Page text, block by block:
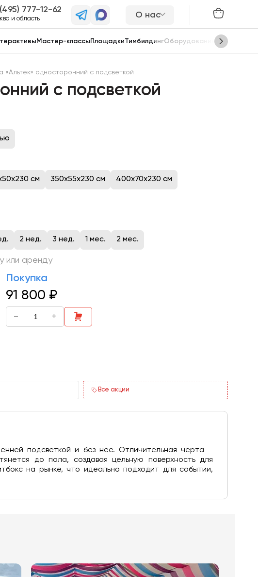
777-12-62
и область О нас
Мастер-классы ПлощадкиТимбилдингОборудование Сцены
«Альтек» односторонний с подсветкой
с подсветкой
см 350x55x230 см 400x70x230 см
2 нед. 3 нед. 1 мес. 2 мес.
или аренду
Покупка
91 800 ₽
- +
Все акции
подсветкой и без нее. Отличительная черта –
до пола, создавая цельную поверхность для
на рынке, что идеально подходит для событий,